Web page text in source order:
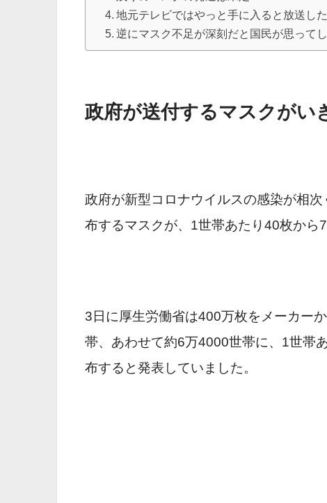
地元テレビではやっと手に入ると放送し
逆にマスク不足が深刻だと国民が思って
政府が送付するマスクがい
政府が新型コロナウイルスの感染が相
布するマスクが、1世帯あたり40枚から
3日に厚生労働省は400万枚をメーカー
帯、あわせて約6万4000世帯に、1世帯
布すると発表していました。